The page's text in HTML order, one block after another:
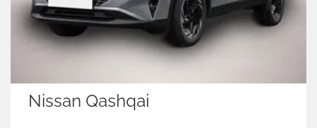
Nissan Qashqai